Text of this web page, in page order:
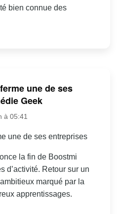
bien connue des
une de ses
Geek
à 05:41
une de ses entreprises
la fin de Boostmi
d’activité. Retour sur un
marqué par la
apprentissages.